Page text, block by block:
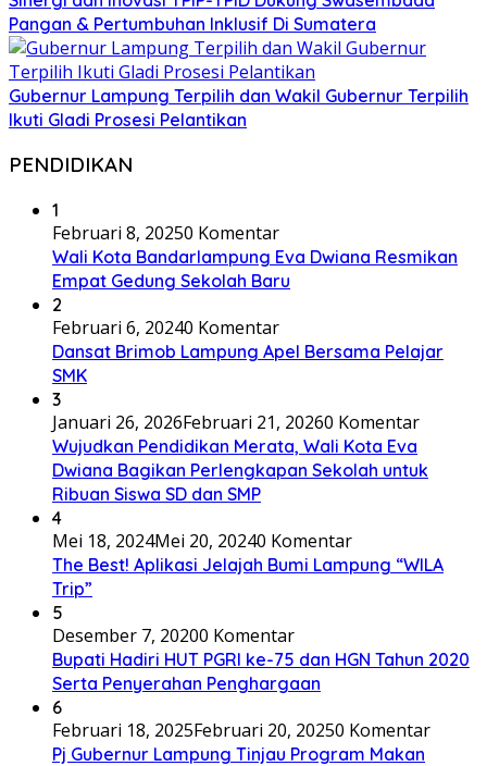
Pangan & Pertumbuhan Inklusif Di Sumatera
Gubernur Lampung Terpilih dan Wakil Gubernur Terpilih
Ikuti Gladi Prosesi Pelantikan
PENDIDIKAN
1
Februari 8, 20250 Komentar
Wali Kota Bandarlampung Eva Dwiana Resmikan
Empat Gedung Sekolah Baru
2
Februari 6, 20240 Komentar
Dansat Brimob Lampung Apel Bersama Pelajar
SMK
3
Januari 26, 2026Februari 21, 20260 Komentar
Wujudkan Pendidikan Merata, Wali Kota Eva
Dwiana Bagikan Perlengkapan Sekolah untuk
Ribuan Siswa SD dan SMP
4
Mei 18, 2024Mei 20, 20240 Komentar
The Best! Aplikasi Jelajah Bumi Lampung “WILA
Trip”
5
Desember 7, 20200 Komentar
Bupati Hadiri HUT PGRI ke-75 dan HGN Tahun 2020
Serta Penyerahan Penghargaan
6
Februari 18, 2025Februari 20, 20250 Komentar
Pj Gubernur Lampung Tinjau Program Makan